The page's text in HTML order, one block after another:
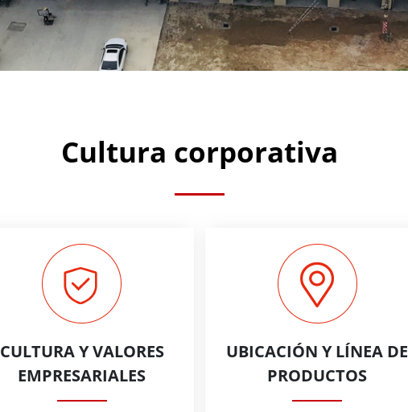
Cultura corporativa
CULTURA Y VALORES
EMPRESARIALES
UBICACIÓN Y LÍNEA DE
PRODUCTOS